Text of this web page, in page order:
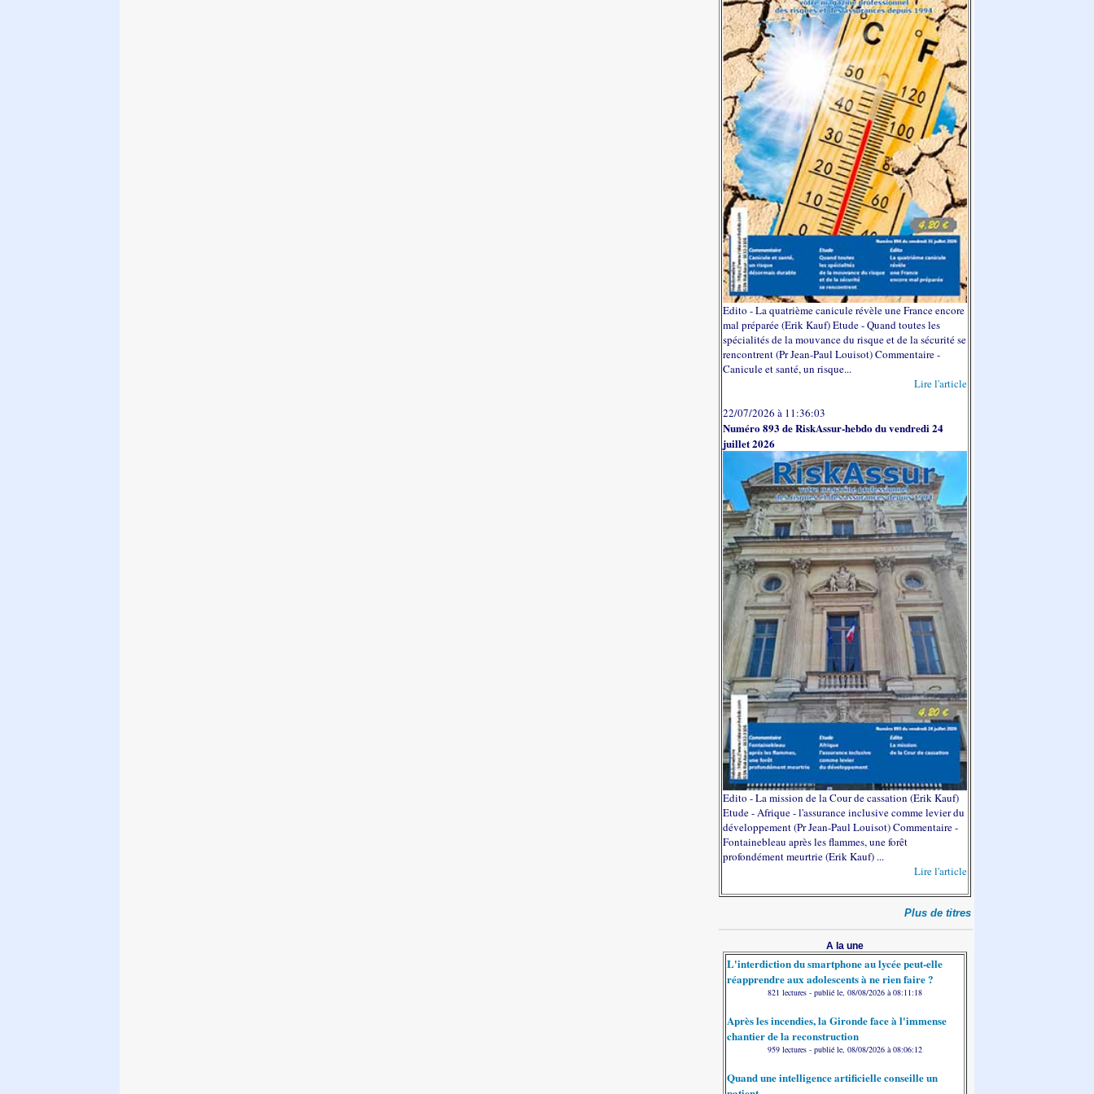
Edito - La quatrième canicule révèle une France encore
mal préparée (Erik Kauf) Etude - Quand toutes les
spécialités de la mouvance du risque et de la sécurité se
rencontrent (Pr Jean-Paul Louisot) Commentaire -
Canicule et santé, un risque...
Lire l'article
22/07/2026 à 11:36:03
Numéro 893 de RiskAssur-hebdo du vendredi 24
juillet 2026
Edito - La mission de la Cour de cassation (Erik Kauf)
Etude - Afrique - l'assurance inclusive comme levier du
développement (Pr Jean-Paul Louisot) Commentaire -
Fontainebleau après les flammes, une forêt
profondément meurtrie (Erik Kauf) ...
Lire l'article
Plus de titres
A la une
L'interdiction du smartphone au lycée peut-elle
réapprendre aux adolescents à ne rien faire ?
821 lectures - publié le, 08/08/2026 à 08:11:18
Après les incendies, la Gironde face à l'immense
chantier de la reconstruction
959 lectures - publié le, 08/08/2026 à 08:06:12
Quand une intelligence artificielle conseille un